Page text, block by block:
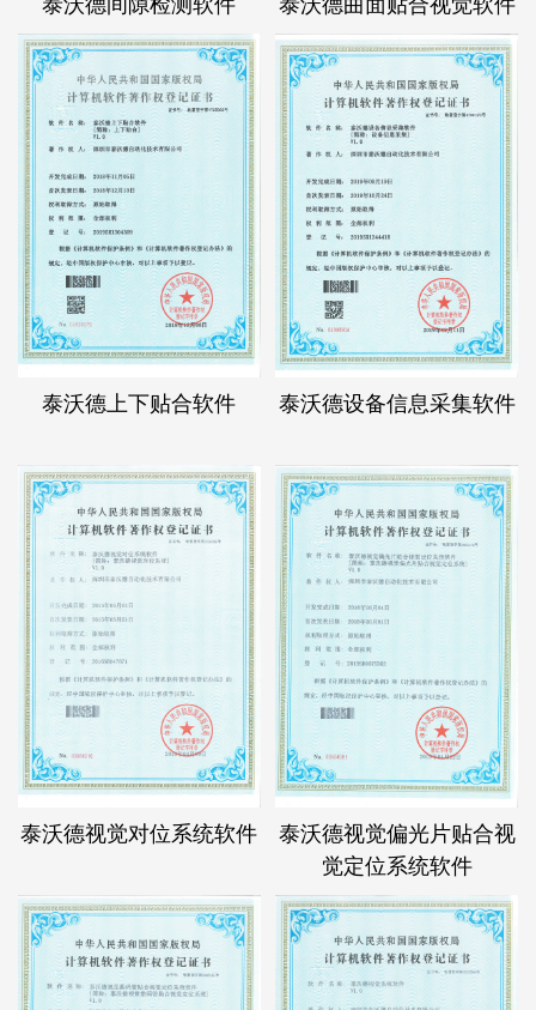
泰沃德上下贴合软件 泰沃德设备信息采集软件
泰沃德视觉对位系统软件
泰沃德视觉偏光片贴合视
觉定位系统软件